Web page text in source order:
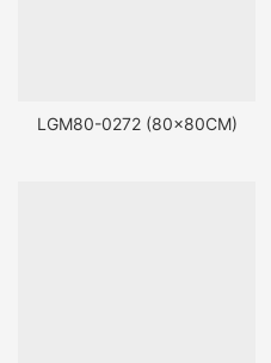
LGM80-0272 (80x80CM)